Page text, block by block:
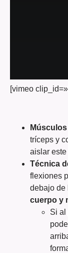
[vimeo
tríceps y
aislar
Técnica
flexiones
debajo de
cuerpo y
Si al